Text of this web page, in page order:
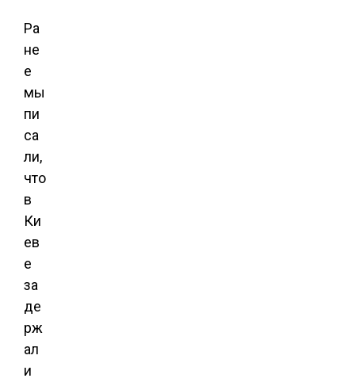
Ра
не
е
мы
пи
са
ли,
что
в
Ки
ев
е
за
де
рж
ал
и